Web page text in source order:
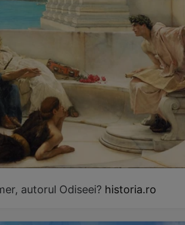
autorul Odiseei? historia.ro